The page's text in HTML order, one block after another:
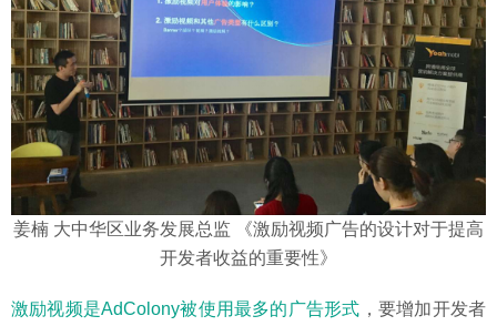
姜楠 大中华区业务发展总监 《激励视频广告的设计对于提高
开发者收益的重要性》
激励视频是AdColony被使用最多的广告形式 ，要增加开发者